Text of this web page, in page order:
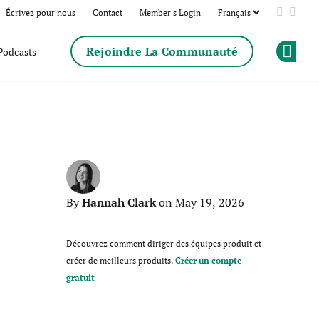
Écrivez pour nous Contact Member's Login Add us
Rejoindre La Communauté
ByHannah Clarkon May 19, 2026
Découvrez comment diriger des équipes produit et
créer de meilleurs produits.Créer un compte
gratuit